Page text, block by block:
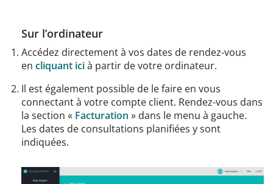
Sur l’ordinateur
Accédez directement à vos dates de rendez-vous
en cliquant icià partir de votre ordinateur.
Il est également possible de le faire en vous
connectant à votre compte client. Rendez-vous dans
la section « Facturation » dans le menu à gauche.
Les dates de consultations planifiées y sont
indiquées.